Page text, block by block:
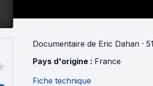
Documentaire de Eric Dahan ·
Pays d'origine : France
Fiche technique